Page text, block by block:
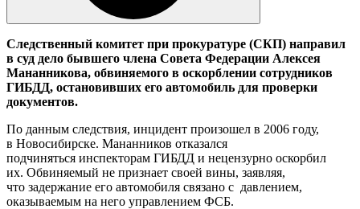
Следственный комитет при прокуратуре (СКП) направил
в суд дело бывшего члена Совета Федерации Алексея
Мананникова, обвиняемого в оскорблении сотрудников
ГИБДД, остановивших его автомобиль для проверки
документов.
По данным следствия, инцидент произошел в 2006 году,
в Новосибирске. Мананников отказался
подчиняться инспекторам ГИБДД и нецензурно оскорбил
их. Обвиняемый не признает своей вины, заявляя,
что задержание его автомобиля связано с давлением,
оказываемым на него управлением ФСБ.